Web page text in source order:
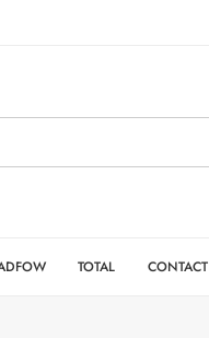
TOTAL CONTACT